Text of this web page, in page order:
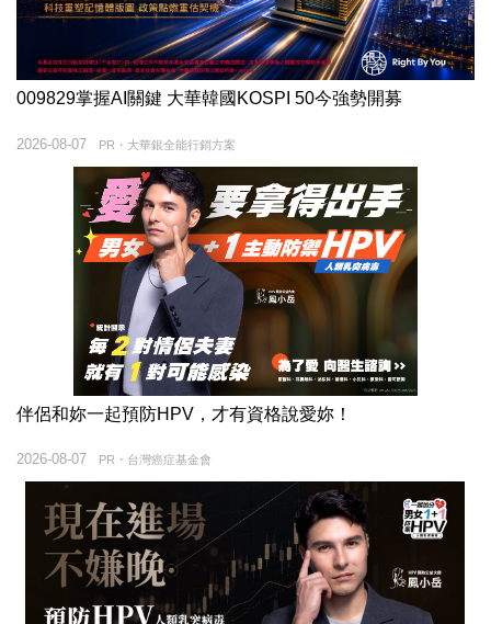
009829掌握AI關鍵 大華韓國KOSPI 50今強勢開募
PR・大華銀全能行銷方案
2026-08-07
伴侶和妳一起預防HPV，才有資格說愛妳！
PR・台灣癌症基金會
2026-08-07